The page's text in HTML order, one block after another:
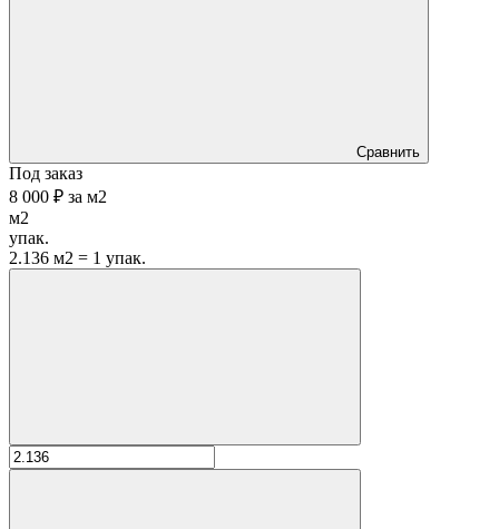
Сравнить
Под заказ
8 000 ₽ за м2
м2
упак.
2.136 м2 = 1 упак.